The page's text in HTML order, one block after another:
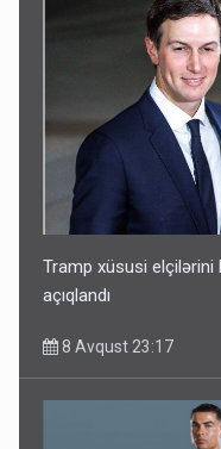
Tramp xüsusi elçilərini
açıqlandı
8 Avqust 23:17